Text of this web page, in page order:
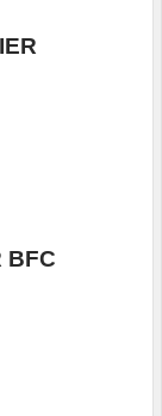
BFC